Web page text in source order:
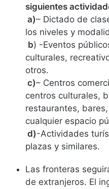
siguientes
a)– Dictado de
los niveles y
b) -Eventos
culturales,
otros.
c)– Centros
centros culturales,
restaurantes,
cualquier espacio
d)-Actividades
plazas y similares.
Las fronteras
de extranjeros. El